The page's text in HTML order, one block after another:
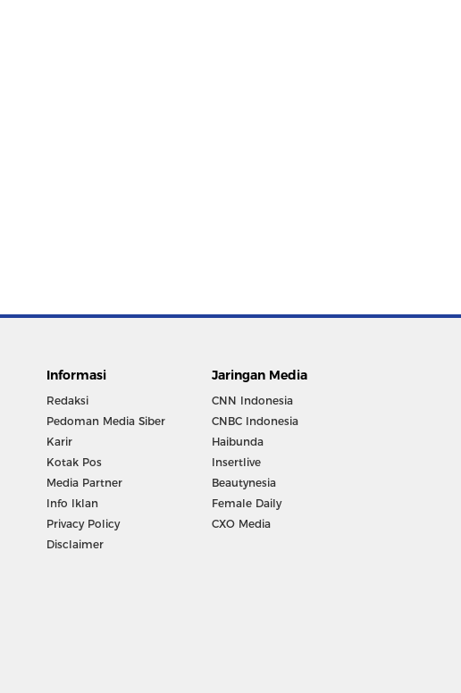
Informasi
Redaksi
Pedoman Media Siber
Karir
Kotak Pos
Media Partner
Info Iklan
Privacy Policy
Disclaimer
Jaringan Media
CNN Indonesia
CNBC Indonesia
Haibunda
Insertlive
Beautynesia
Female Daily
CXO Media